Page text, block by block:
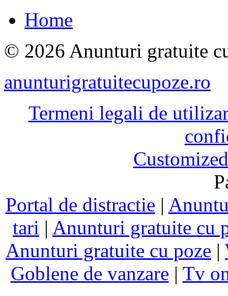
Home
© 2026 Anunturi gratuite
anunturigratuitecupoze.ro
Termeni legali de
Portal de distractie |
tari | Anunturi gratuite cu
Anunturi gratuite cu poze |
Goblene de vanzare | Tv